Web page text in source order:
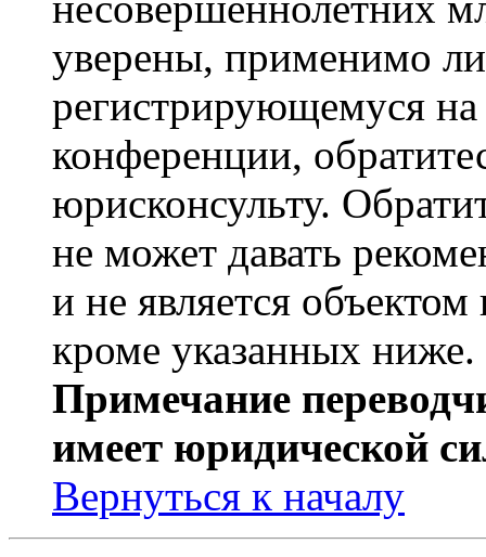
уверены, применимо
регистрирующемуся
конференции,
юрисконсульту.
не может давать
и не является
кроме указанных ниже.
Примечание
имеет юридической
Вернуться к началу